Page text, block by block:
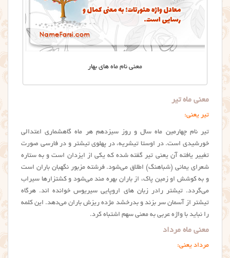
معنی نام ماه های بهار
معنی ماه تیر
تیر یعنی:
تیر نام چهارمین ماه سال و روز سیزدهم هر ماه گاهشماری اعتدالی
خورشیدی است. در اوستا تیشریه، در پهلوی تیشتر و در فارسی صورت
تغییر یافته آن یعنی تیر گفته شده که یکی از ایزدان است و به ستاره
شعرای یمانی (شباهنگ) اطلاق می‌شود. فرشته مزبور نگهبان باران است
و به کوشش او زمین پاک، از باران بهره مند می‌شود و کشتزارها سیراب
می‌گردد. تیشتر رادر زبان های اروپایی سیریوس خوانده اند. هرگاه
تیشتر از آسمان سر بزند و بدرخشد مژده ریزش باران می‌دهد. این کلمه
را نباید با واژه عربی به معنی سهم اشتباه کرد.
معنی ماه مرداد
مرداد یعنی: